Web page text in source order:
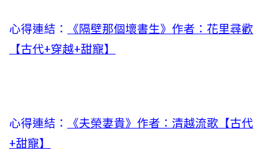
心得連結：
《隔壁那個壞書生》作者：花里尋歡
【古代+穿越+甜寵】
心得連結：
《夫榮妻貴》作者：清越流歌【古代
+甜寵】